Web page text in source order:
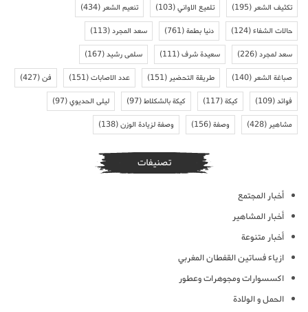
تكثيف الشعر(195) تلميع الاواني(103) تنعيم الشعر(434)
حالات الشفاء(124) دنيا بطمة(761) سعد المجرد(113)
سعد لمجرد(226) سعيدة شرف(111) سلمى رشيد(167)
صباغة الشعر(140) طريقة التحضير(151) عدد الاصابات(151) فن(427)
فوائد(109) كيكة(117) كيكة بالشكلاط(97) ليلى الحديوي(97)
مشاهير(428) وصفة(156) وصفة لزيادة الوزن(138)
تصنيفات
أخبار المجتمع
أخبار المشاهير
أخبار متنوعة
ازياء فساتين القفطان المغربي
اكسسوارات ومجوهرات وعطور
الحمل و الولادة